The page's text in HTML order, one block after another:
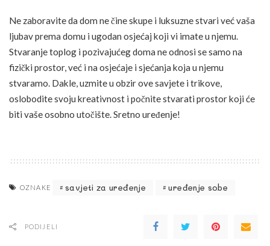
Ne zaboravite da dom ne čine skupe i luksuzne stvari već vaša
ljubav prema domu i ugodan osjećaj koji vi imate u njemu.
Stvaranje toplog i pozivajućeg doma ne odnosi se samo na
fizički prostor, već i na osjećaje i sjećanja koja u njemu
stvaramo. Dakle, uzmite u obzir ove savjete i trikove,
oslobodite svoju kreativnost i počnite stvarati prostor koji će
biti vaše osobno utočište. Sretno uređenje!
OZNAKE savjeti za uređenje uređenje sobe
PODIJELI